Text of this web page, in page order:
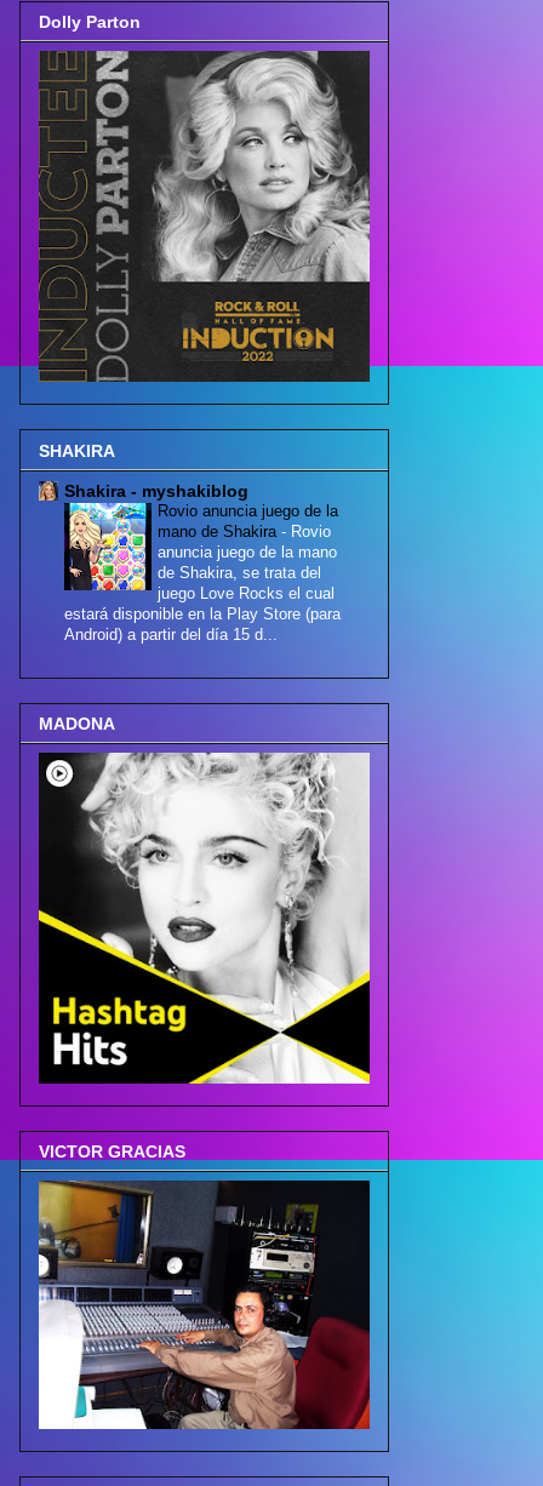
Dolly Parton
SHAKIRA
Shakira - myshakiblog
Rovio anuncia juego de la
mano de Shakira - Rovio
anuncia juego de la mano
de Shakira, se trata del
juego Love Rocks el cual
estará disponible en la Play Store (para
Android) a partir del día 15 d...
MADONA
VICTOR GRACIAS